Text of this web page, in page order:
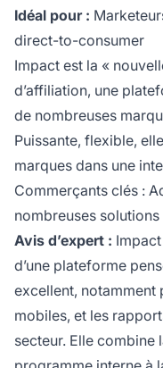
Idéal pour :
direct-to-consumer
Impact est la «
d’affiliation, une
de nombreuses
Puissante, flexible,
marques dans une
Commerçants clés :
nombreuses solutions
Avis d’expert :
d’une plateforme
excellent, notamment
mobiles, et les
secteur. Elle combine